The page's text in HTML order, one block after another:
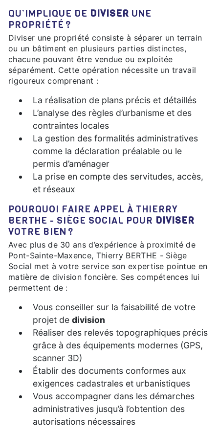
QU’IMPLIQUE DE DIVISER UNE
PROPRIÉTÉ ?
Diviser une propriété consiste à séparer un terrain
ou un bâtiment en plusieurs parties distinctes,
chacune pouvant être vendue ou exploitée
séparément. Cette opération nécessite un travail
rigoureux comprenant :
La réalisation de plans précis et détaillés
L’analyse des règles d’urbanisme et des
contraintes locales
La gestion des formalités administratives
comme la déclaration préalable ou le
permis d’aménager
La prise en compte des servitudes, accès,
et réseaux
POURQUOI FAIRE APPEL À THIERRY
BERTHE - SIÈGE SOCIAL POUR DIVISER
VOTRE BIEN ?
Avec plus de 30 ans d’expérience à proximité de
Pont-Sainte-Maxence, Thierry BERTHE - Siège
Social met à votre service son expertise pointue en
matière de division foncière. Ses compétences lui
permettent de :
Vous conseiller sur la faisabilité de votre
projet de division
Réaliser des relevés topographiques précis
grâce à des équipements modernes (GPS,
scanner 3D)
Établir des documents conformes aux
exigences cadastrales et urbanistiques
Vous accompagner dans les démarches
administratives jusqu’à l’obtention des
autorisations nécessaires